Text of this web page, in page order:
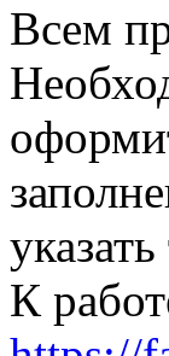
Всем
К